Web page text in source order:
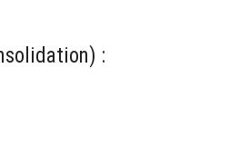
: